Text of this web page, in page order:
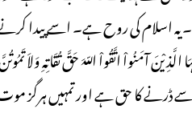
یہ اسلام کی روح ہے۔ اسے پیدا
کا حق ہے اور تمہیں ہرگز